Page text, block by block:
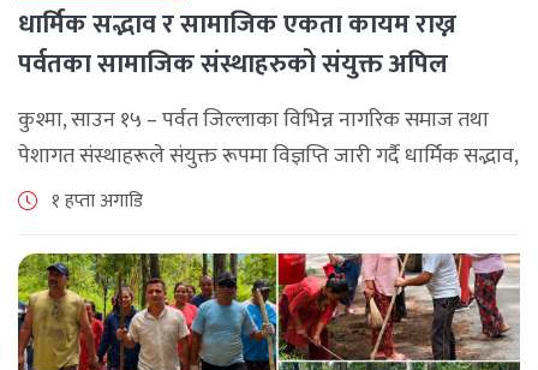
धार्मिक सद्भाव र सामाजिक एकता कायम राख्न
पर्वतका सामाजिक संस्थाहरुको संयुक्त अपिल
कुश्मा, साउन १५ – पर्वत जिल्लाका विभिन्न नागरिक समाज तथा
पेशागत संस्थाहरूले संयुक्त रूपमा विज्ञप्ति जारी गर्दै धार्मिक सद्भाव,
सामाजिक एकता र कानुनी शासन कायम राख्न सबै पक्षलाई संयमता
१ हप्ता अगाडि